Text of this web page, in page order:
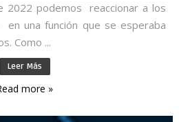
2022 podemos reaccionar a los
en una función que se esperaba
Como ...
Leer Más
more »